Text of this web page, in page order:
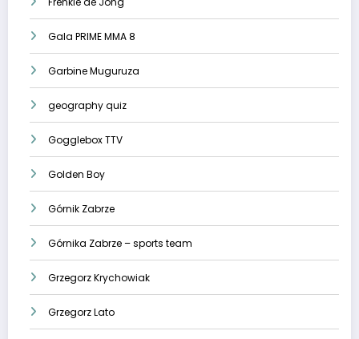
Gala PRIME MMA 8
Garbine Muguruza
geography quiz
Gogglebox TTV
Golden Boy
Górnik Zabrze
Górnika Zabrze – sports team
Grzegorz Krychowiak
Grzegorz Lato